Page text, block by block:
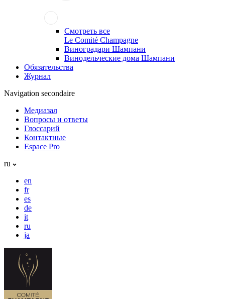
Смотреть все
Le Comité Champagne
Виноградари Шампани
Винодельческие дома Шампани
Обязательства
Журнал
Navigation secondaire
Медиазал
Вопросы и ответы
Глоссарий
Контактные
Espace Pro
ru
en
fr
es
de
it
ru
ja